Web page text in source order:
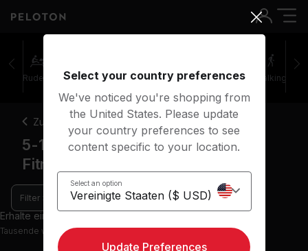
Rudern Yoga Meditation Stretching Walking
Zurück
5-10 Minuten Meditations-Kurse
Fitness-Fokus
Filter
Erhalte einen Einblick mit 9 Vorschau-Kursen
Tausende weitere Kurse in der App verfügbar
Select your country preferences
We've noticed you're shopping from
the United States. Please update
your country preferences to see
content specific to your location.
Select an option
Update Preferences